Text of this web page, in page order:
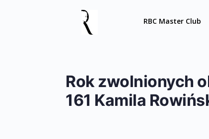
RBC Master Club
Rok zwolnionych
161 Kamila